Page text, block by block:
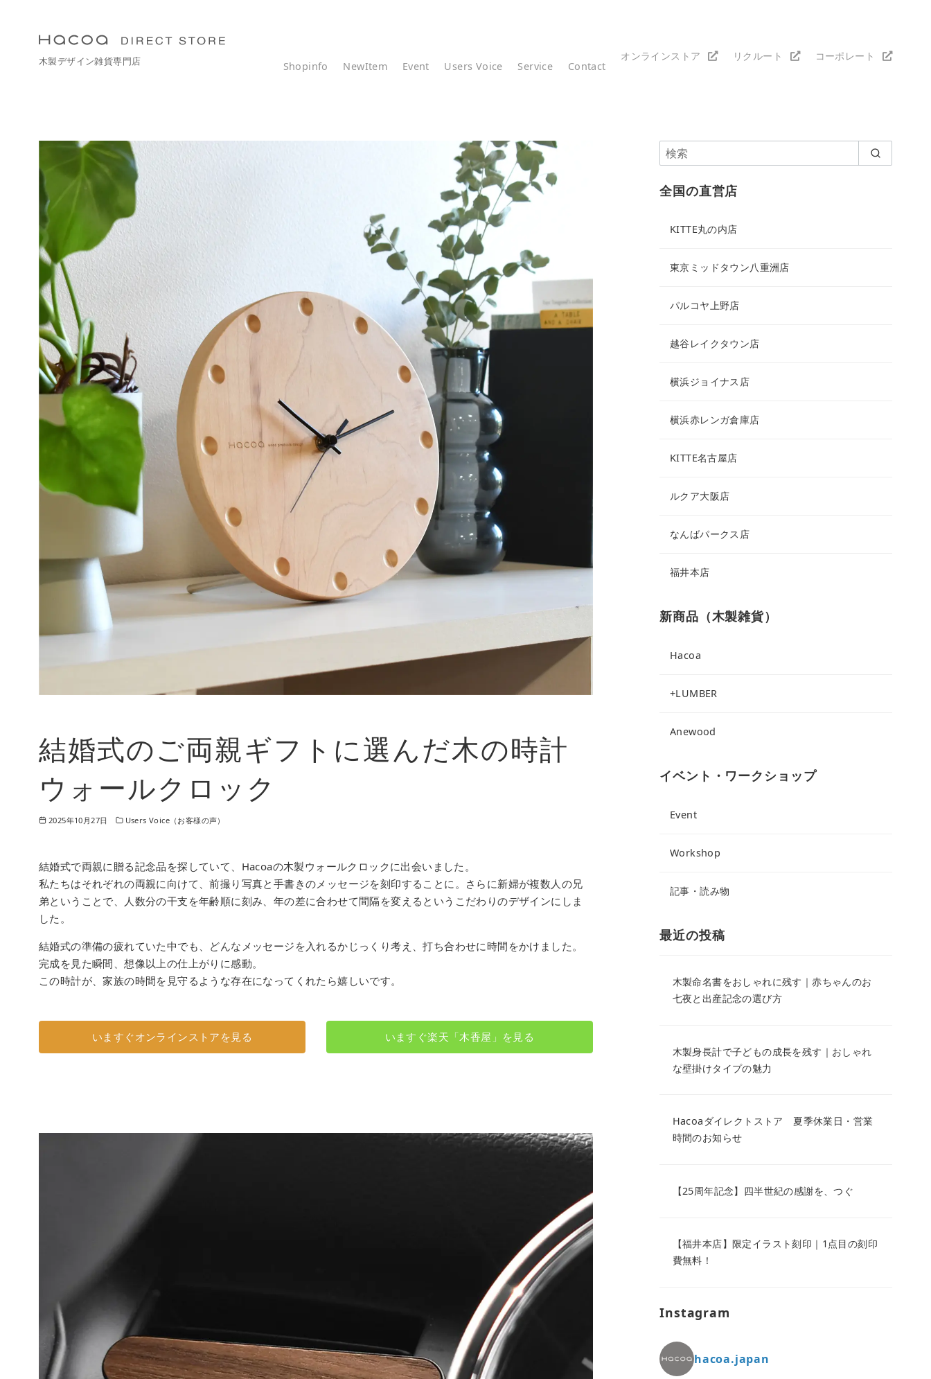
木製デザイン雑貨専門店 Shopinfo NewItem Event Users Voice Service Contact
オンラインストア リクルート コーポレート
結婚式のご両親ギフトに選んだ木の時計
ウォールクロック
2025年10月27日 Users Voice（お客様の声）
結婚式で両親に贈る記念品を探していて、Hacoaの木製ウォールクロックに出会いました。
私たちはそれぞれの両親に向けて、前撮り写真と手書きのメッセージを刻印することに。さらに新婦が複数人の兄
弟ということで、人数分の干支を年齢順に刻み、年の差に合わせて間隔を変えるというこだわりのデザインにしま
した。
結婚式の準備の疲れていた中でも、どんなメッセージを入れるかじっくり考え、打ち合わせに時間をかけました。
完成を見た瞬間、想像以上の仕上がりに感動。
この時計が、家族の時間を見守るような存在になってくれたら嬉しいです。
いますぐオンラインストアを見る いますぐ楽天「木香屋」を見る
全国の直営店
KITTE丸の内店
東京ミッドタウン八重洲店
パルコヤ上野店
越谷レイクタウン店
横浜ジョイナス店
横浜赤レンガ倉庫店
KITTE名古屋店
ルクア大阪店
なんばパークス店
福井本店
新商品（木製雑貨）
Hacoa
+LUMBER
Anewood
イベント・ワークショップ
Event
Workshop
記事・読み物
最近の投稿
木製命名書をおしゃれに残す｜赤ちゃんのお
七夜と出産記念の選び方
木製身長計で子どもの成長を残す｜おしゃれ
な壁掛けタイプの魅力
Hacoaダイレクトストア 夏季休業日・営業
時間のお知らせ
【25周年記念】四半世紀の感謝を、つぐ
【福井本店】限定イラスト刻印｜1点目の刻印
費無料！
Instagram
hacoa.japan